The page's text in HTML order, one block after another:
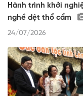
Hành trình khởi
nghề dệt thổ cẩm
24/07/2026